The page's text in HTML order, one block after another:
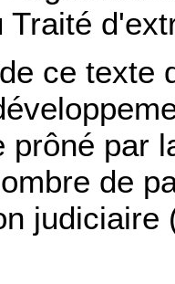
Traité
ce texte
prôné par
de
judiciaire